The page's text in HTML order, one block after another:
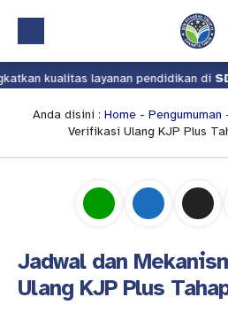
Beranda
Profil
Pindah Sekolah
kualitas layanan pendidikan diSDN
Anda disini : Home - Pengumuman
Verifikasi Ulang KJP Plus
Jadwal dan
Ulang KJP Plus